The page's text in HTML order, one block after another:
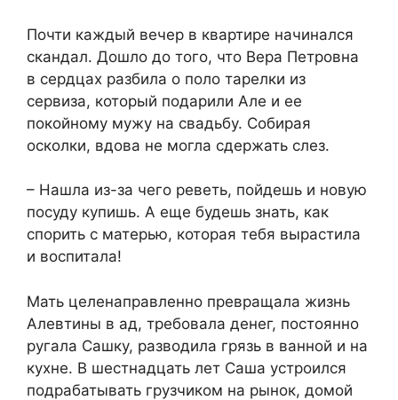
Почти каждый вечер в квартире начинался
скандал. Дошло до того, что Вера Петровна
в сердцах разбила о поло тарелки из
сервиза, который подарили Але и ее
покойному мужу на свадьбу. Собирая
осколки, вдова не могла сдержать слез.
– Нашла из-за чего реветь, пойдешь и новую
посуду купишь. А еще будешь знать, как
спорить с матерью, которая тебя вырастила
и воспитала!
Мать целенаправленно превращала жизнь
Алевтины в ад, требовала денег, постоянно
ругала Сашку, разводила грязь в ванной и на
кухне. В шестнадцать лет Саша устроился
подрабатывать грузчиком на рынок, домой